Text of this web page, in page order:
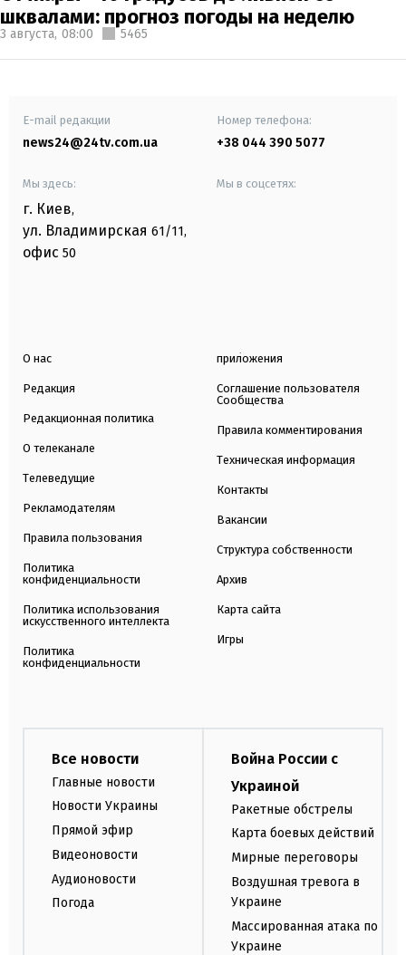
шквалами: прогноз погоды на неделю
3 августа, 08:00 5465
E-mail редакции
news24@24tv.com.ua
Номер телефона:
+38 044 390 5077
Мы здесь:
г. Киев,
ул. Владимирская 61/11,
офис 50
Мы в соцсетях:
О нас
Редакция
Редакционная политика
О телеканале
Телеведущие
Рекламодателям
Правила пользования
Политика
конфиденциальности
Политика использования
искусственного интеллекта
Политика
конфиденциальности
приложения
Соглашение пользователя
Сообщества
Правила комментирования
Техническая информация
Контакты
Вакансии
Структура собственности
Архив
Карта сайта
Игры
Все новости
Главные новости
Новости Украины
Прямой эфир
Видеоновости
Аудионовости
Погода
Война России с
Украиной
Ракетные обстрелы
Карта боевых действий
Мирные переговоры
Воздушная тревога в
Украине
Массированная атака по
Украине